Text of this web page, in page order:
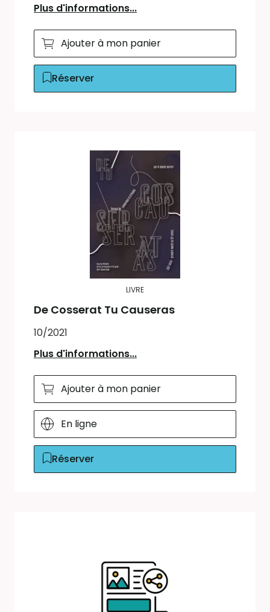
Plus d'informations...
Ajouter à mon panier
Réserver
LIVRE
De Cosserat Tu Causeras
10/2021
Plus d'informations...
Ajouter à mon panier
En ligne
Réserver